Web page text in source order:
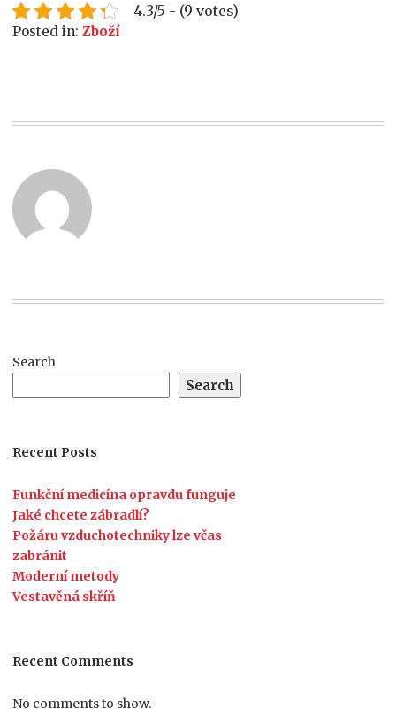
4.3/5 - (9 votes)
Posted in:Zboží
Search
Search
Recent Posts
Funkční medicína opravdu funguje
Jaké chcete zábradlí?
Požáru vzduchotechniky lze včas
zabránit
Moderní metody
Vestavěná skříň
Recent Comments
No comments to show.